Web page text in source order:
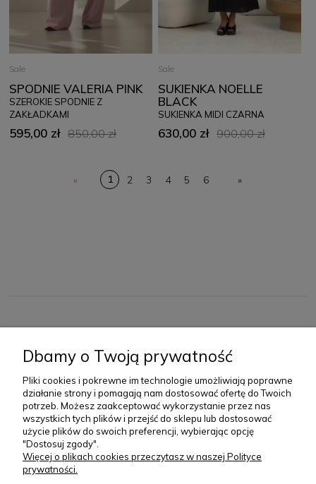
Sale
SPODNIE VALERIA PINK
SZEROKIE SPODNIE Z
ZAKŁADKAMI
595,00 zł 850,00 zł
Sale
SUKIENKA NOELLE
BLACK
SUKIENKA MIDI CZARNA
630,00 zł 900,00 zł
« 1 2 3 4 5 6 »
O NAS
ZAKUPY
KONTAKT
Dbamy o Twoją prywatność
Pliki cookies i pokrewne im technologie umożliwiają poprawne
działanie strony i pomagają nam dostosować ofertę do Twoich
potrzeb. Możesz zaakceptować wykorzystanie przez nas
wszystkich tych plików i przejść do sklepu lub dostosować
użycie plików do swoich preferencji, wybierając opcję
"Dostosuj zgody".
Więcej o plikach cookies przeczytasz w naszej Polityce
prywatności.